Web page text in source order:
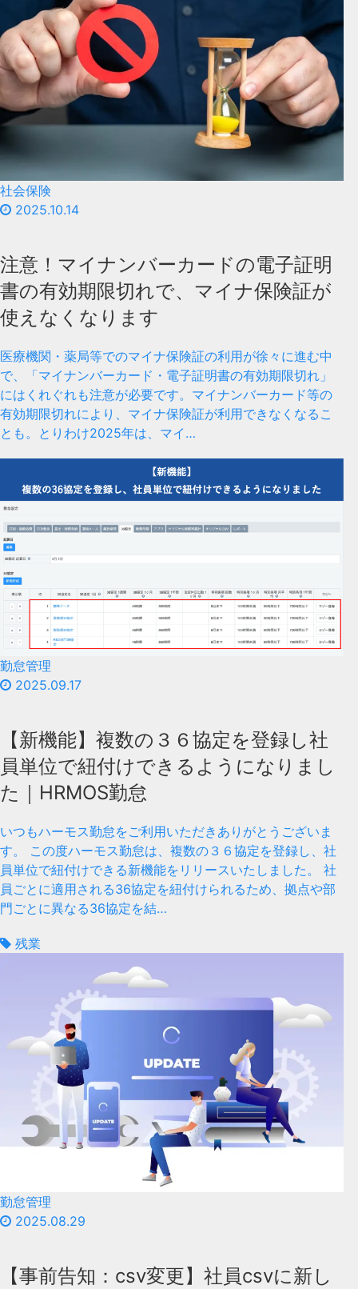
社会保険
2025.10.14
注意！マイナンバーカードの電子証明
書の有効期限切れで、マイナ保険証が
使えなくなります
医療機関・薬局等でのマイナ保険証の利用が徐々に進む中
で、「マイナンバーカード・電子証明書の有効期限切れ」
にはくれぐれも注意が必要です。マイナンバーカード等の
有効期限切れにより、マイナ保険証が利用できなくなるこ
とも。とりわけ2025年は、マイ…
勤怠管理
2025.09.17
【新機能】複数の３６協定を登録し社
員単位で紐付けできるようになりまし
た｜HRMOS勤怠
いつもハーモス勤怠をご利用いただきありがとうございま
す。 この度ハーモス勤怠は、複数の３６協定を登録し、社
員単位で紐付けできる新機能をリリースいたしました。 社
員ごとに適用される36協定を紐付けられるため、拠点や部
門ごとに異なる36協定を結…
残業
勤怠管理
2025.08.29
【事前告知：csv変更】社員csvに新し